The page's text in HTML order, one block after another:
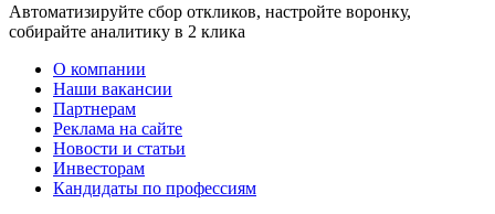
Автоматизируйте сбор откликов, настройте воронку,
собирайте аналитику в 2 клика
О компании
Наши вакансии
Партнерам
Реклама на сайте
Новости и статьи
Инвесторам
Кандидаты по профессиям